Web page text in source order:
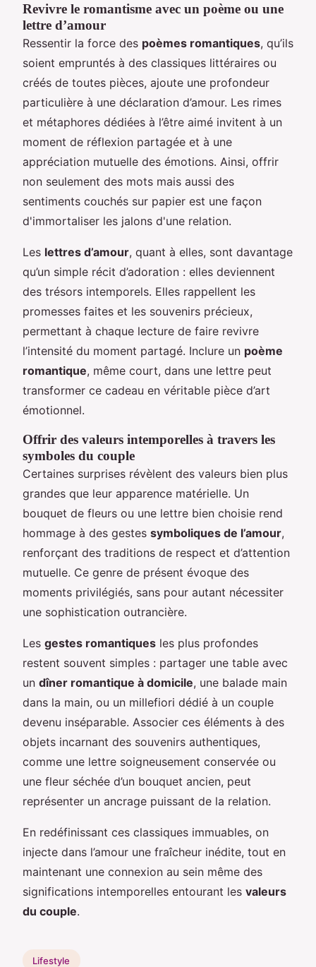
Revivre le romantisme avec un poème ou une
lettre d’amour
Ressentir la force des poèmes romantiques, qu’ils
soient empruntés à des classiques littéraires ou
créés de toutes pièces, ajoute une profondeur
particulière à une déclaration d’amour. Les rimes
et métaphores dédiées à l’être aimé invitent à un
moment de réflexion partagée et à une
appréciation mutuelle des émotions. Ainsi, offrir
non seulement des mots mais aussi des
sentiments couchés sur papier est une façon
d'immortaliser les jalons d'une relation.
Les lettres d’amour, quant à elles, sont davantage
qu’un simple récit d’adoration : elles deviennent
des trésors intemporels. Elles rappellent les
promesses faites et les souvenirs précieux,
permettant à chaque lecture de faire revivre
l’intensité du moment partagé. Inclure un poème
romantique, même court, dans une lettre peut
transformer ce cadeau en véritable pièce d’art
émotionnel.
Offrir des valeurs intemporelles à travers les
symboles du couple
Certaines surprises révèlent des valeurs bien plus
grandes que leur apparence matérielle. Un
bouquet de fleurs ou une lettre bien choisie rend
hommage à des gestes symboliques de l’amour,
renforçant des traditions de respect et d’attention
mutuelle. Ce genre de présent évoque des
moments privilégiés, sans pour autant nécessiter
une sophistication outrancière.
Les gestes romantiques les plus profondes
restent souvent simples : partager une table avec
un dîner romantique à domicile, une balade main
dans la main, ou un millefiori dédié à un couple
devenu inséparable. Associer ces éléments à des
objets incarnant des souvenirs authentiques,
comme une lettre soigneusement conservée ou
une fleur séchée d’un bouquet ancien, peut
représenter un ancrage puissant de la relation.
En redéfinissant ces classiques immuables, on
injecte dans l’amour une fraîcheur inédite, tout en
maintenant une connexion au sein même des
significations intemporelles entourant les valeurs
du couple.
Lifestyle